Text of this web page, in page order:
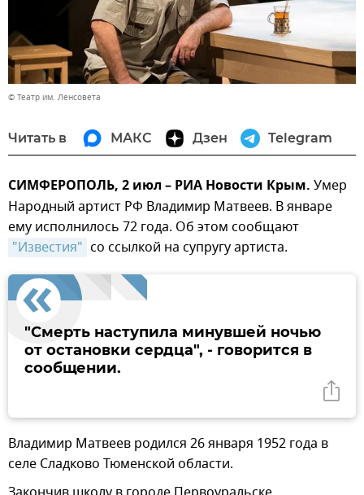
© Театр им. Ленсовета
Читать в МАКС Дзен Telegram
СИМФЕРОПОЛЬ, 2 июл – РИА Новости Крым. Умер
Народный артист РФ Владимир Матвеев. В январе
ему исполнилось 72 года. Об этом сообщают
"Известия" со ссылкой на супругу артиста.
"Смерть наступила минувшей ночью
от остановки сердца", - говорится в
сообщении.
Владимир Матвеев родился 26 января 1952 года в
селе Сладково Тюменской области.